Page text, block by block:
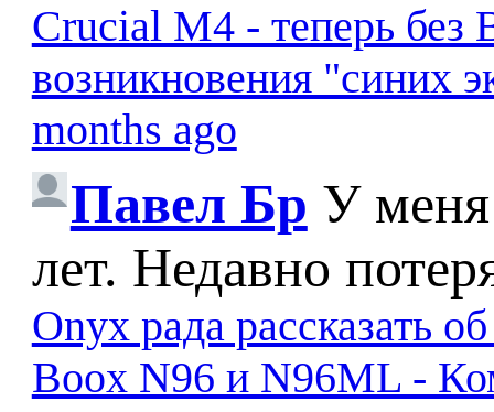
Crucial M4 - теперь без
возникновения "синих
months ago
Павел Бр У меня
лет. Недавно
Onyx рада рассказать
Boox N96 и N96ML -